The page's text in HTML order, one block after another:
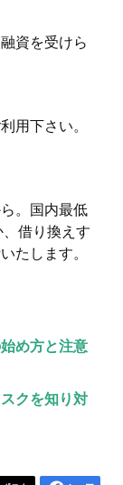
資を受けら
用下さい。
。国内最低
借り換えす
たします。
め方と注意
クを知り対